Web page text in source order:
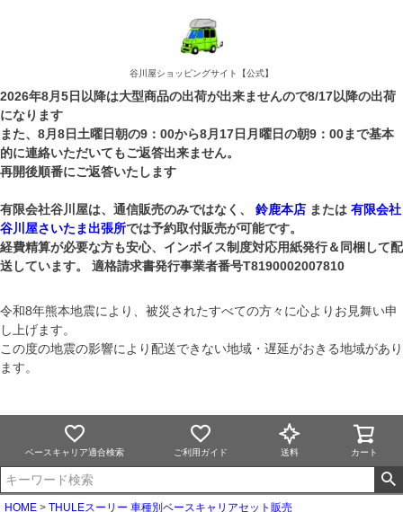
谷川屋ショッピングサイト【公式】
2026年8月5日以降は大型商品の出荷が出来ませんので8/17以降の出荷
になります
また、8月8日土曜日朝の9：00から8月17日月曜日の朝9：00まで基本
的に連絡いただいてもご返答出来ません。
再開後順番にご返答いたします
有限会社谷川屋は、通信販売のみではなく、 鈴鹿本店 または 有限会社
谷川屋さいたま出張所では予約取付販売が可能です。
経費精算が必要な方も安心、インボイス制度対応用紙発行＆同梱して配
送しています。 適格請求書発行事業者番号T8190002007810
令和8年熊本地震により、被災されたすべての方々に心よりお見舞い申
し上げます。
この度の地震の影響により配送できない地域・遅延がおきる地域があり
ます。
ベースキャリア適合検索 ご利用ガイド 送料 カート
HOME
THULEスーリー 車種別ベースキャリアセット販売